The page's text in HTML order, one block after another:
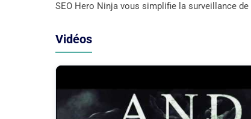
SEO Hero Ninja vous simplifie la surveillance
Vidéos